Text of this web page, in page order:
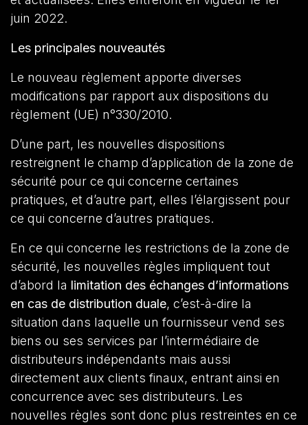
juin 2022.
Les principales nouveautés
Le nouveau règlement apporte diverses
modifications par rapport aux dispositions du
règlement (UE) n°330/2010.
D’une part, les nouvelles dispositions
restreignent le champ d’application de la zone de
sécurité pour ce qui concerne certaines
pratiques, et d’autre part, elles l’élargissent pour
ce qui concerne d’autres pratiques.
En ce qui concerne les restrictions de la zone de
sécurité, les nouvelles règles impliquent tout
d’abord la limitation des échanges d’informations
en cas de distribution duale, c’est-à-dire la
situation dans laquelle un fournisseur vend ses
biens ou ses services par l’intermédiaire de
distributeurs indépendants mais aussi
directement aux clients finaux, entrant ainsi en
concurrence avec ses distributeurs. Les
nouvelles règles sont donc plus restreintes en ce